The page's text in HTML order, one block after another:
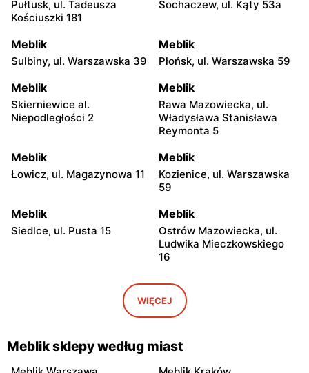
Pułtusk, ul. Tadeusza
Kościuszki 181
Sochaczew, ul. Kąty 53a
Meblik
Sulbiny, ul. Warszawska 39
Meblik
Płońsk, ul. Warszawska 59
Meblik
Skierniewice al.
Niepodległości 2
Meblik
Rawa Mazowiecka, ul.
Władysława Stanisława
Reymonta 5
Meblik
Łowicz, ul. Magazynowa 11
Meblik
Kozienice, ul. Warszawska
59
Meblik
Siedlce, ul. Pusta 15
Meblik
Ostrów Mazowiecka, ul.
Ludwika Mieczkowskiego
16
Przasnysz, ul. Królewiecka
Meblik
Radom, ul. Czysta 4
Meblik
Płock, ul. Królewiecka 3
Meblik
WIĘCEJ
Meblik sklepy według miast